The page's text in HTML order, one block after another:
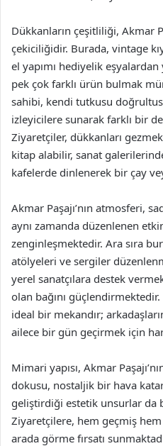
Dükkanların çeşitliliği, Akmar
çekiciliğidir. Burada, vintage
el yapımı hediyelik
pek çok farklı ürün bulmak
sahibi, kendi tutkusu
izleyicilere sunarak farklı bir
Ziyaretçiler, dükkanları
kitap alabilir, sanat
kafelerde dinlenerek bir çay
Akmar Paşajı’nın atmosferi,
aynı zamanda düzenlenen
zenginleşmektedir. Ara sıra
atölyeleri ve sergiler
yerel sanatçılara destek
olan bağını
ideal bir mekandır;
ailece bir gün geçirmek için
Mimari yapısı, Akmar
dokusu, nostaljik bir hava
geliştirdiği estetik unsurlar da
Ziyaretçilere, hem geçmiş
arada görme fırsatı